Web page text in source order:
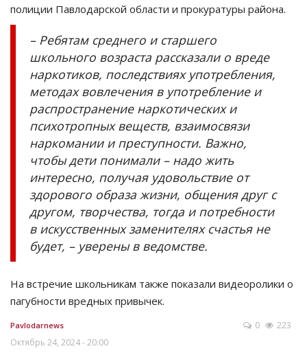
полиции Павлодарской области и прокуратуры района.
– Ребятам среднего и старшего
школьного возраста рассказали о вреде
наркотиков, последствиях употребления,
методах вовлечения в употребление и
распространение наркотических и
психотропных веществ, взаимосвязи
наркомании и преступности. Важно,
чтобы дети понимали – надо жить
интересно, получая удовольствие от
здорового образа жизни, общения друг с
другом, творчества, тогда и потребности
в искусственных заменителях счастья не
будет, – уверены в ведомстве.
На встречие школьникам также показали видеоролики о
пагубности вредных привычек.
Pavlodarnews
Октябрь 24, 2024 - 20:00
0 223